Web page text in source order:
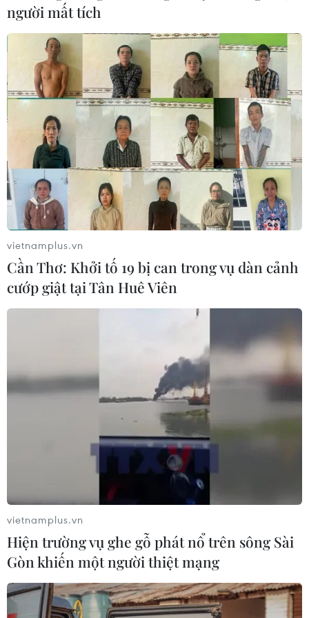
các giải pháp kiểm soát dịch bệnh trong thời
gian tới./.
(Vietnam+)
#tiêm chủng cho trẻ em
TIN LIÊN QUAN
người mất tích
vietnamplus.vn
Cần Thơ: Khởi tố 19 bị can trong vụ dàn cảnh
cướp giật tại Tân Huê Viên
vietnamplus.vn
Hiện trường vụ ghe gỗ phát nổ trên sông Sài
Gòn khiến một người thiệt mạng